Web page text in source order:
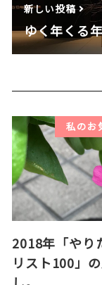
新しい投稿
ゆく年くる
私のお
2018年「やり
リスト100」